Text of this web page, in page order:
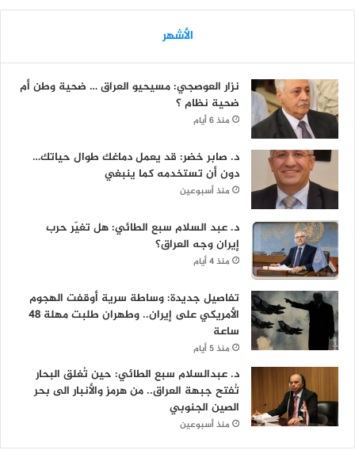
الأشهر
نزار العوصجي: مسيحيو العراق … ضحية وطن أم
ضحية نظام ؟
منذ 6 أيام
د. صابر خضر: قد يعمل دماغك طوال حياتك…
دون أن تستخدمه كما ينبغي
منذ أسبوعين
د. عبد السلام سبع الطائي: هل تغيّر حرب
إيران وجه العراق؟
منذ 4 أيام
تفاصيل جديدة: وساطة سرية أوقفت الهجوم
الأمريكي على إيران.. وطهران طلبت مهلة 48
ساعة
منذ 5 أيام
د. عبدالسلام سبع الطائي: حين تُغلق البحار
تُفتح جبهة العراق.. من هرمز والأنبار الى بحر
الصين الجنوبي
منذ أسبوعين